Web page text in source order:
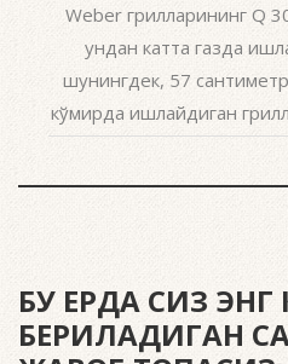
Weber грилларининг Q
ундан катта газда
шунингдек, 57
кўмирда ишлайдиган
БУ ЕРДА СИЗ ЭНГ
БЕРИЛАДИГАН